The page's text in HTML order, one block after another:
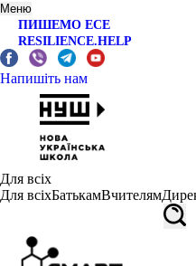
Меню
ПИШЕМО ЕСЕ
RESILIENCE.HELP
Напишіть нам
Для всіх
Для всіхБатькамВчителям